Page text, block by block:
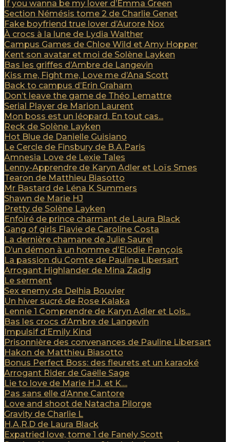
If you wanna be my lover d’Emma Green
Section Némésis tome 2 de Charlie Genet
Fake boyfriend true lover d’Aurore Nox
À crocs à la lune de Lydia Walther
Campus Games de Chloe Wild et Amy Hopper
Kent son avatar et moi de Solène Layken
Bas les griffes d’Ambre de Langevin
Kiss me, Fight me, Love me d’Ana Scott
Back to campus d’Erin Graham
Don’t leave the game de Théo Lemattre
Serial Player de Marion Laurent
Mon boss est un léopard. En tout cas...
Reck de Solène Layken
Hot Blue de Danielle Guisiano
Le Cercle de Finsbury de B.A.Paris
Amnesia Love de Lexie Tales
Lenny-Apprendre de Karyn Adler et Loïs Smes
Tearon de Matthieu Biasotto
Mr Bastard de Léna K Summers
Shawn de Marie HJ
Pretty de Solène Layken
Enfoiré de prince charmant de Laura Black
Gang of girls Flavie de Caroline Costa
La dernière chamane de Julie Saurel
D’un démon à un homme d’Elodie François
La passion du Comte de Pauline Libersart
Arrogant Highlander de Mina Zadig
Le serment
Sex enemy de Delhia Bouvier
Un hiver sucré de Rose Kalaka
Lennie 1 Comprendre de Karyn Adler et Lois...
Bas les crocs d’Ambre de Langevin
Impulsif d’Emily Kind
Prisonnière des convenances de Pauline Libersart
Hakon de Matthieu Biasotto
Bonus Perfect Boss: des fleurets et un karaoké
Arrogant Rider de Gaëlle Sage
Lie to love de Marie H.J. et K....
Pas sans elle d’Anne Cantore
Love and shoot de Natacha Pilorge
Gravity de Charlie L
H.A.R.D de Laura Black
Expatried love, tome 1 de Fanely Scott